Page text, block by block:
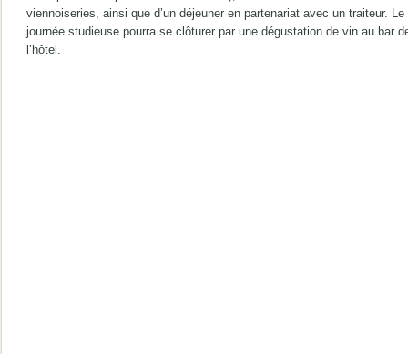
viennoiseries, ainsi que d’un déjeuner en partenariat avec un traiteur. Le
journée studieuse pourra se clôturer par une dégustation de vin au bar
l’hôtel.